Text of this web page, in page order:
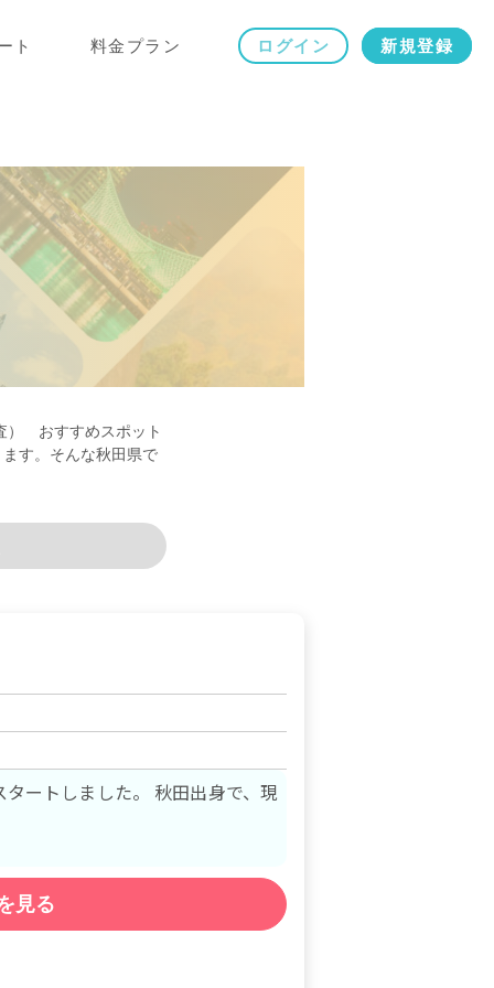
ト 料金プラン ログイン 新規登録
） おすすめスポット
す。そんな秋田県で
た。 秋田出身で、現
見る